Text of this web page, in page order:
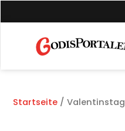
Inhalt
springen
Startseite / Valentinstag